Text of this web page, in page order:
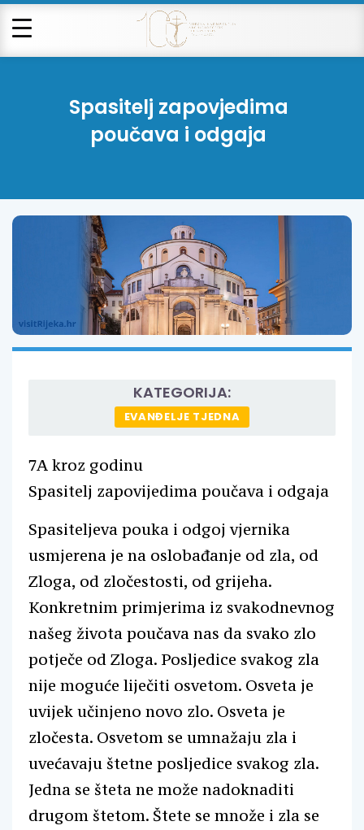
Spasitelj zapovjedima
poučava i odgaja
KATEGORIJA:
EVANĐELJE TJEDNA
7A kroz godinu
Spasitelj zapovijedima poučava i odgaja
Spasiteljeva pouka i odgoj vjernika
usmjerena je na oslobađanje od zla, od
Zloga, od zločestosti, od grijeha.
Konkretnim primjerima iz svakodnevnog
našeg života poučava nas da svako zlo
potječe od Zloga. Posljedice svakog zla
nije moguće liječiti osvetom. Osveta je
uvijek učinjeno novo zlo. Osveta je
zločesta. Osvetom se umnažaju zla i
uvećavaju štetne posljedice svakog zla.
Jedna se šteta ne može nadoknaditi
drugom štetom. Štete se množe i zla se